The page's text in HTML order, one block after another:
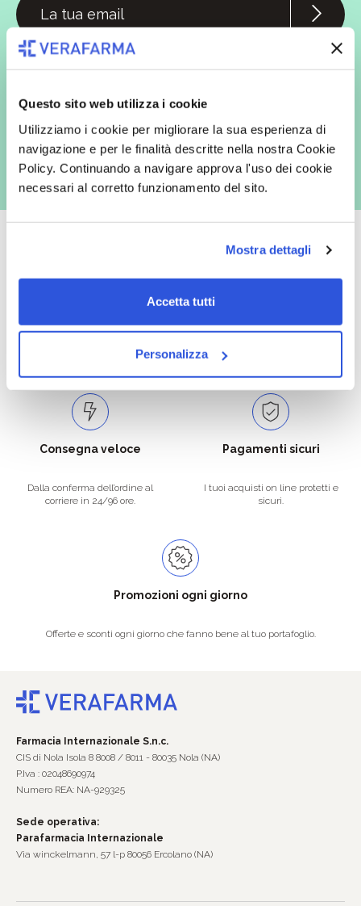
Questo sito web utilizza i cookie
Utilizziamo i cookie per migliorare la sua esperienza di
navigazione e per le finalità descritte nella nostra Cookie
Policy. Continuando a navigare approva l'uso dei cookie
necessari al corretto funzionamento del sito.
Mostra dettagli
Accetta tutti
Personalizza
In qualità di interessato, avendo letto l’informativa
redatta ai sensi del Regolamento EU 2016/679, acconsento
espressamente al trattamento dei miei dati personali per finalità
marketing (con modalità telematiche - quali ad es. newsletter ed e-mail
con inviti e comunicazioni commerciali - e modalità tradizionali, quali ad
es. posta cartacea)
Catalogo prodotti ampio e completo
Con un acquisto minimo di 29.90 €
Spedizioni in tutta Europa a 20€.
Consegna veloce
Dalla conferma dell’ordine al
corriere in 24/96 ore.
Pagamenti sicuri
I tuoi acquisti on line protetti e
sicuri.
Promozioni ogni giorno
Offerte e sconti ogni giorno che fanno bene al tuo portafoglio.
Farmacia Internazionale S.n.c.
CIS di Nola Isola 8 8008 / 8011 - 80035 Nola (NA)
P.Iva : 02048690974
Numero REA: NA-929325
Sede operativa:
Parafarmacia Internazionale
Via winckelmann, 57 l-p 80056 Ercolano (NA)